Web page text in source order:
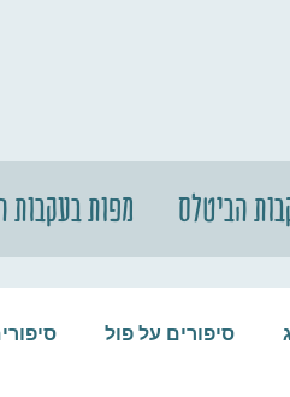
מפות בעקבות הביטלס
סיפורים על פול